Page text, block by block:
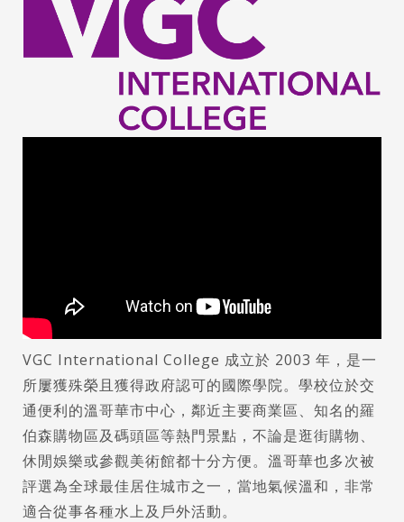
VGC International College 成立於 2003 年，是一
所屢獲殊榮且獲得政府認可的國際學院。學校位於交
通便利的溫哥華市中心，鄰近主要商業區、知名的羅
伯森購物區及碼頭區等熱門景點，不論是逛街購物、
休閒娛樂或參觀美術館都十分方便。溫哥華也多次被
評選為全球最佳居住城市之一，當地氣候溫和，非常
適合從事各種水上及戶外活動。